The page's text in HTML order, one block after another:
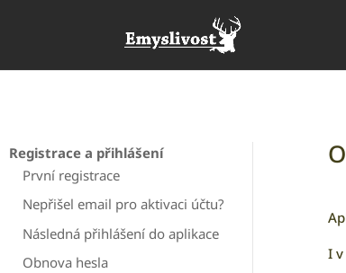
Registrace a přihlášení
První registrace
Nepřišel email pro aktivaci účtu?
Následná přihlášení do aplikace
Obnova hesla
I